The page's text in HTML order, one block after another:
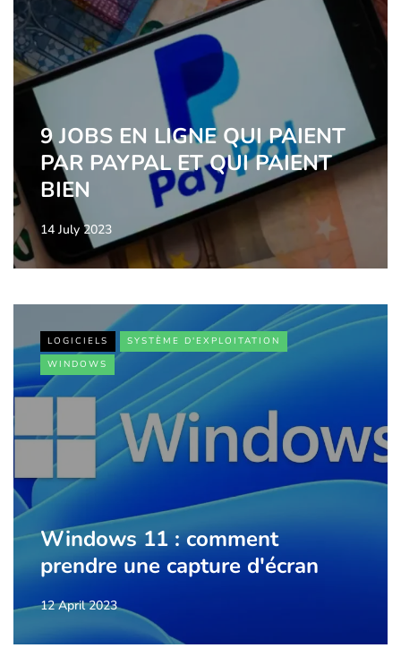
9 JOBS EN LIGNE QUI PAIENT
PAR PAYPAL ET QUI PAIENT
BIEN
14 July 2023
LOGICIELS
SYSTÈME D'EXPLOITATION
WINDOWS
Windows 11 : comment
prendre une capture d'écran
12 April 2023